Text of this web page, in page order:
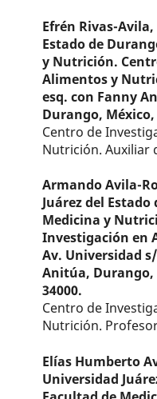
Efrén Rivas-Avila,
Estado de
y Nutrición.
Alimentos y
esq. con Fanny
Durango, México,
Centro de
Nutrición. Auxiliar
Armando Avila-
Juárez del
Medicina y
Investigación en
Av. Universidad
Anitúa, Durango,
34000.
Centro de
Nutrición.
Elías Humberto
Universidad